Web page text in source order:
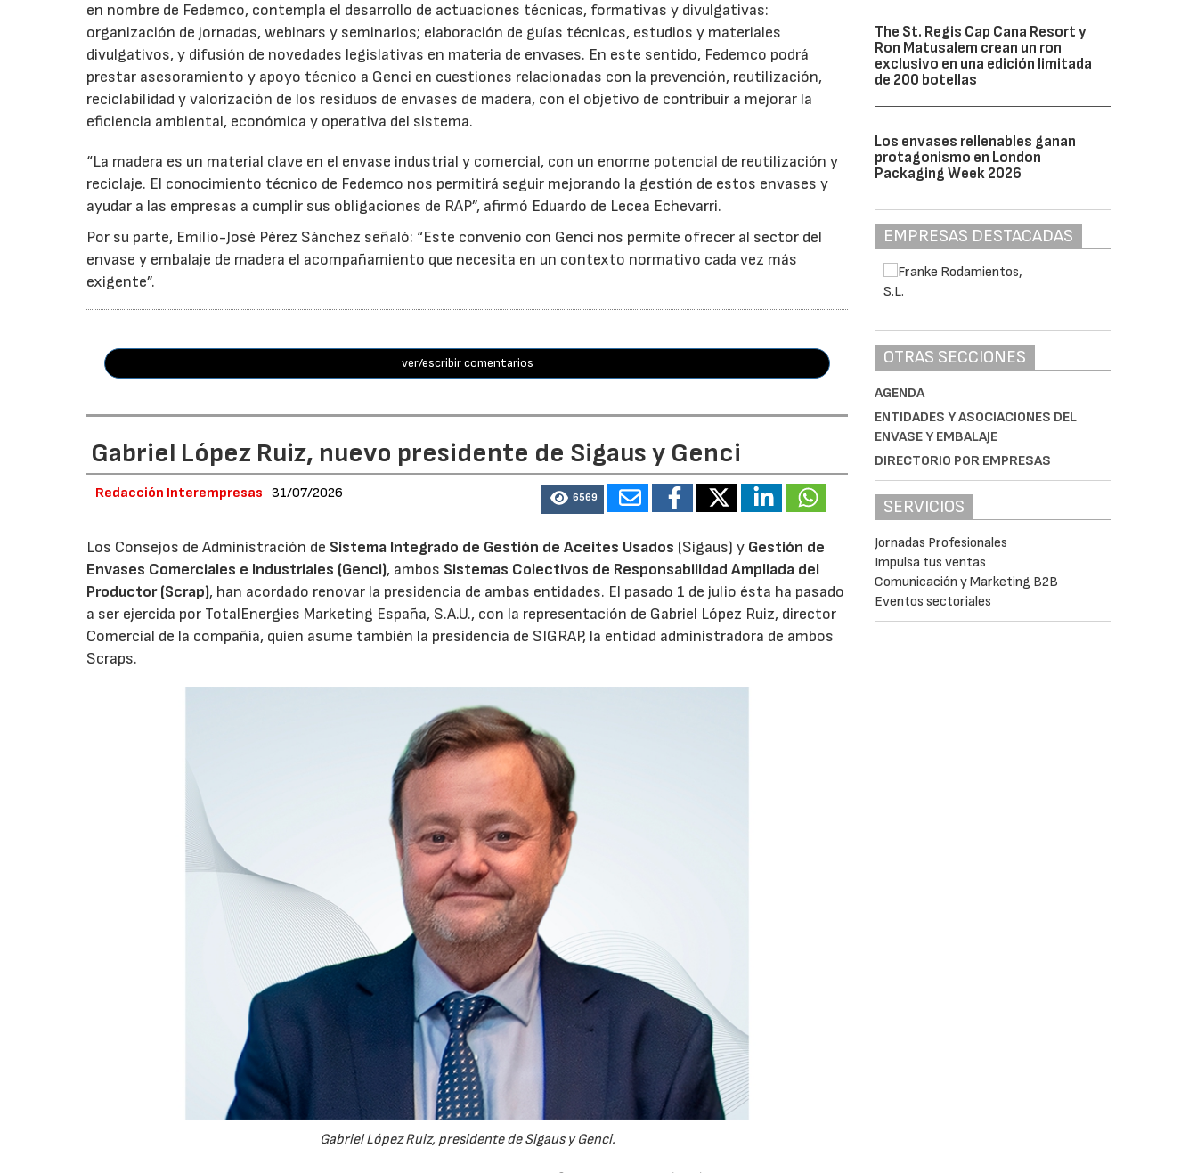
en nombre de Fedemco, contempla el desarrollo de actuaciones técnicas, formativas y divulgativas:
organización de jornadas, webinars y seminarios; elaboración de guías técnicas, estudios y materiales
divulgativos, y difusión de novedades legislativas en materia de envases. En este sentido, Fedemco podrá
prestar asesoramiento y apoyo técnico a Genci en cuestiones relacionadas con la prevención, reutilización,
reciclabilidad y valorización de los residuos de envases de madera, con el objetivo de contribuir a mejorar la
eficiencia ambiental, económica y operativa del sistema.
“La madera es un material clave en el envase industrial y comercial, con un enorme potencial de reutilización y
reciclaje. El conocimiento técnico de Fedemco nos permitirá seguir mejorando la gestión de estos envases y
ayudar a las empresas a cumplir sus obligaciones de RAP”, afirmó Eduardo de Lecea Echevarri.
Por su parte, Emilio-José Pérez Sánchez señaló: “Este convenio con Genci nos permite ofrecer al sector del
envase y embalaje de madera el acompañamiento que necesita en un contexto normativo cada vez más
exigente”.
ver/escribir comentarios
Gabriel López Ruiz, nuevo presidente de Sigaus y Genci
Redacción Interempresas 31/07/2026 6569
Los Consejos de Administración de Sistema Integrado de Gestión de Aceites Usados (Sigaus) y Gestión de
Envases Comerciales e Industriales (Genci), ambos Sistemas Colectivos de Responsabilidad Ampliada del
Productor (Scrap), han acordado renovar la presidencia de ambas entidades. El pasado 1 de julio ésta ha pasado
a ser ejercida por TotalEnergies Marketing España, S.A.U., con la representación de Gabriel López Ruiz, director
Comercial de la compañía, quien asume también la presidencia de SIGRAP, la entidad administradora de ambos
Scraps.
Gabriel López Ruiz, presidente de Sigaus y Genci.
The St. Regis Cap Cana Resort y
Ron Matusalem crean un ron
exclusivo en una edición limitada
de 200 botellas
Los envases rellenables ganan
protagonismo en London
Packaging Week 2026
EMPRESAS DESTACADAS
OTRAS SECCIONES
AGENDA
ENTIDADES Y ASOCIACIONES DEL
ENVASE Y EMBALAJE
DIRECTORIO POR EMPRESAS
SERVICIOS
Jornadas Profesionales
Impulsa tus ventas
Comunicación y Marketing B2B
Eventos sectoriales